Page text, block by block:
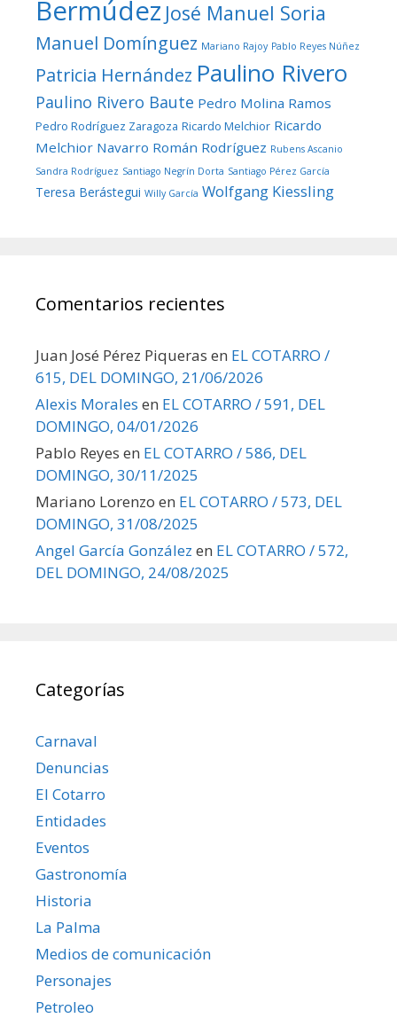
Bermúdez José Manuel Soria
Manuel Domínguez Mariano Rajoy Pablo Reyes Núñez
Patricia Hernández Paulino Rivero
Paulino Rivero Baute Pedro Molina Ramos
Pedro Rodríguez Zaragoza Ricardo Melchior Ricardo
Melchior Navarro Román Rodríguez Rubens Ascanio
Sandra Rodríguez Santiago Negrín Dorta Santiago Pérez García
Teresa Berástegui Willy García Wolfgang Kiessling
Comentarios recientes
Juan José Pérez Piqueras en EL COTARRO /
615, DEL DOMINGO, 21/06/2026
Alexis Morales en EL COTARRO / 591, DEL
DOMINGO, 04/01/2026
Pablo Reyes en EL COTARRO / 586, DEL
DOMINGO, 30/11/2025
Mariano Lorenzo en EL COTARRO / 573, DEL
DOMINGO, 31/08/2025
Angel García González en EL COTARRO / 572,
DEL DOMINGO, 24/08/2025
Categorías
Carnaval
Denuncias
El Cotarro
Entidades
Eventos
Gastronomía
Historia
La Palma
Medios de comunicación
Personajes
Petroleo